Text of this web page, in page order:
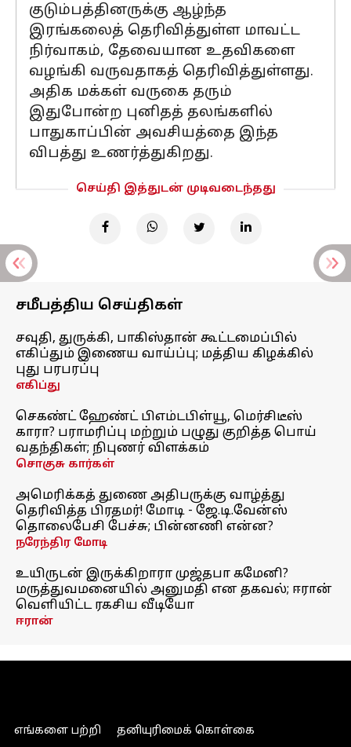
குடும்பத்தினருக்கு ஆழ்ந்த
இரங்கலைத் தெரிவித்துள்ள மாவட்ட
நிர்வாகம், தேவையான உதவிகளை
வழங்கி வருவதாகத் தெரிவித்துள்ளது.
அதிக மக்கள் வருகை தரும்
இதுபோன்ற புனிதத் தலங்களில்
பாதுகாப்பின் அவசியத்தை இந்த
விபத்து உணர்த்துகிறது.
செய்தி இத்துடன் முடிவடைந்தது
சமீபத்திய செய்திகள்
சவுதி, துருக்கி, பாகிஸ்தான் கூட்டமைப்பில்
எகிப்தும் இணைய வாய்ப்பு; மத்திய கிழக்கில்
புது பரபரப்பு
எகிப்து
செகண்ட் ஹேண்ட் பிஎம்டபிள்யூ, மெர்சிடீஸ்
காரா? பராமரிப்பு மற்றும் பழுது குறித்த பொய்
வதந்திகள்; நிபுணர் விளக்கம்
சொகுசு கார்கள்
அமெரிக்கத் துணை அதிபருக்கு வாழ்த்து
தெரிவித்த பிரதமர்! மோடி - ஜே.டி.வேன்ஸ்
தொலைபேசி பேச்சு; பின்னணி என்ன?
நரேந்திர மோடி
உயிருடன் இருக்கிறாரா முஜ்தபா கமேனி?
மருத்துவமனையில் அனுமதி என தகவல்; ஈரான்
வெளியிட்ட ரகசிய வீடியோ
ஈரான்
எங்களை பற்றி தனியுரிமைக் கொள்கை